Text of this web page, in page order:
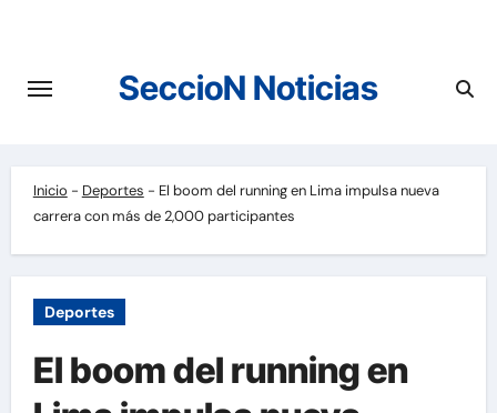
contenido
SeccioN Noticias
Inicio - Deportes - El boom del running en Lima impulsa nueva
carrera con más de 2,000 participantes
Deportes
El boom del running en